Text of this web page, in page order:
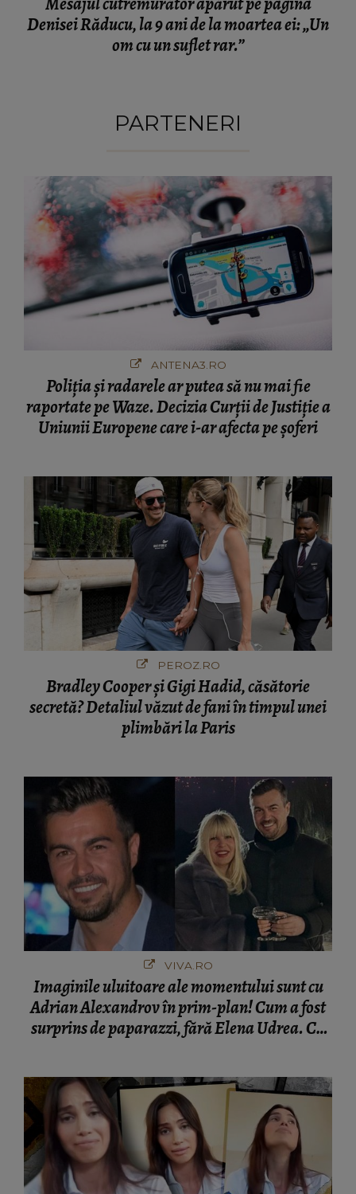
Denisei Răducu, la 9 ani de la moartea ei: „Un
om cu un suflet rar.”
PARTENERI
ANTENA3.RO
Poliţia şi radarele ar putea să nu mai fie
raportate pe Waze. Decizia Curţii de Justiție a
Uniunii Europene care i-ar afecta pe şoferi
PEROZ.RO
Bradley Cooper și Gigi Hadid, căsătorie
secretă? Detaliul văzut de fani în timpul unei
plimbări la Paris
VIVA.RO
Imaginile uluitoare ale momentului sunt cu
Adrian Alexandrov în prim-plan! Cum a fost
surprins de paparazzi, fără Elena Udrea. Cu